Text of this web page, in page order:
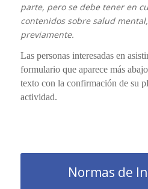
parte, pero se debe tener en
contenidos sobre salud
previamente.
Las personas interesadas en
formulario que aparece más
texto con la confirmación de su
actividad.
Normas de